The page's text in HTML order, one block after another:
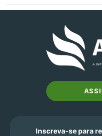
Inscreva-se para